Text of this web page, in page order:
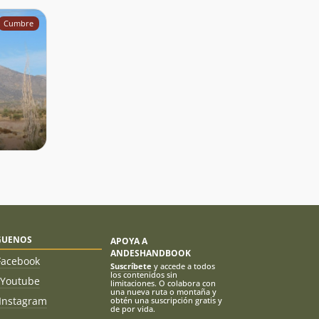
Cumbre
Youtube
Instagram
APOYA A
ANDESHANDBOOK
Suscríbete y accede a todos
los contenidos sin
limitaciones. O colabora con
una nueva ruta o montaña y
obtén una suscripción gratis y
de por vida.